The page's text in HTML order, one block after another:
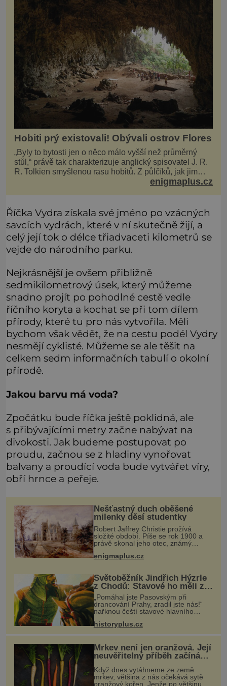
Hobiti prý existovali! Obývali ostrov Flores
„Byly to bytosti jen o něco málo vyšší než průměrný
stůl,“ právě tak charakterizuje anglický spisovatel J. R.
R. Tolkien smyšlenou rasu hobitů. Z půlčíků, jak jim
říká, následně udělá hlavní hrdiny svých slavných
enigmaplus.cz
Říčka Vydra získala své jméno po vzácných
savcích vydrách, které v ní skutečně žijí, a
celý její tok o délce třiadvaceti kilometrů se
vejde do národního parku.
Nejkrásnější je ovšem přibližně
sedmikilometrový úsek, který můžeme
snadno projít po pohodlné cestě vedle
říčního koryta a kochat se při tom dílem
přírody, které tu pro nás vytvořila. Měli
bychom však vědět, že na cestu podél Vydry
nesmějí cyklisté. Můžeme se ale těšit na
celkem sedm informačních tabulí o okolní
přírodě.
Jakou barvu má voda?
Zpočátku bude říčka ještě poklidná, ale
s přibývajícími metry začne nabývat na
divokosti. Jak budeme postupovat po
proudu, začnou se z hladiny vynořovat
balvany a proudící voda bude vytvářet víry,
obří hrnce a peřeje.
Nešťastný duch oběšené
milenky děsí studentky
Robert Jaffrey Christie prožívá
složité období. Píše se rok 1900 a
právě skonal jeho otec, známý
(1829–1900). Smutná událost je ale
enigmaplus.cz
Světoběžník Jindřich Hýzrle
z Chodů: Stavové ho měli za
zrádce
„Pomáhal jste Pasovským při
drancování Prahy, zradil jste nás!“
nařknou čeští stavové hlavního
Jindřich se však zastrašit nenechá.
Zachová chladnou hlavu a trestu
historyplus.cz
Mrkev není jen oranžová. Její
neuvěřitelný příběh začíná
Když dnes vytáhneme ze země
mrkev, většina z nás očekává sytě
oranžový kořen. Jenže po většinu